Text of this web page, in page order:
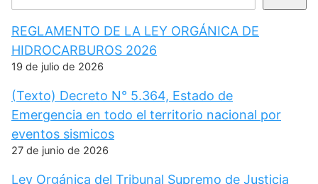
REGLAMENTO DE LA LEY ORGÁNICA DE
HIDROCARBUROS 2026
19 de julio de 2026
(Texto) Decreto N° 5.364, Estado de
Emergencia en todo el territorio nacional por
eventos sismicos
27 de junio de 2026
Ley Orgánica del Tribunal Supremo de Justicia